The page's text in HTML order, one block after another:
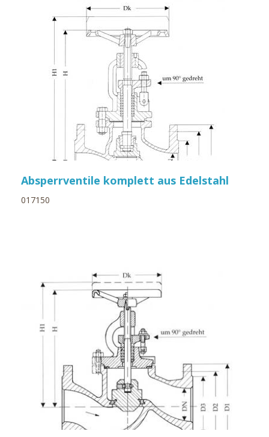
Absperrventile komplett aus Edelstahl
017150